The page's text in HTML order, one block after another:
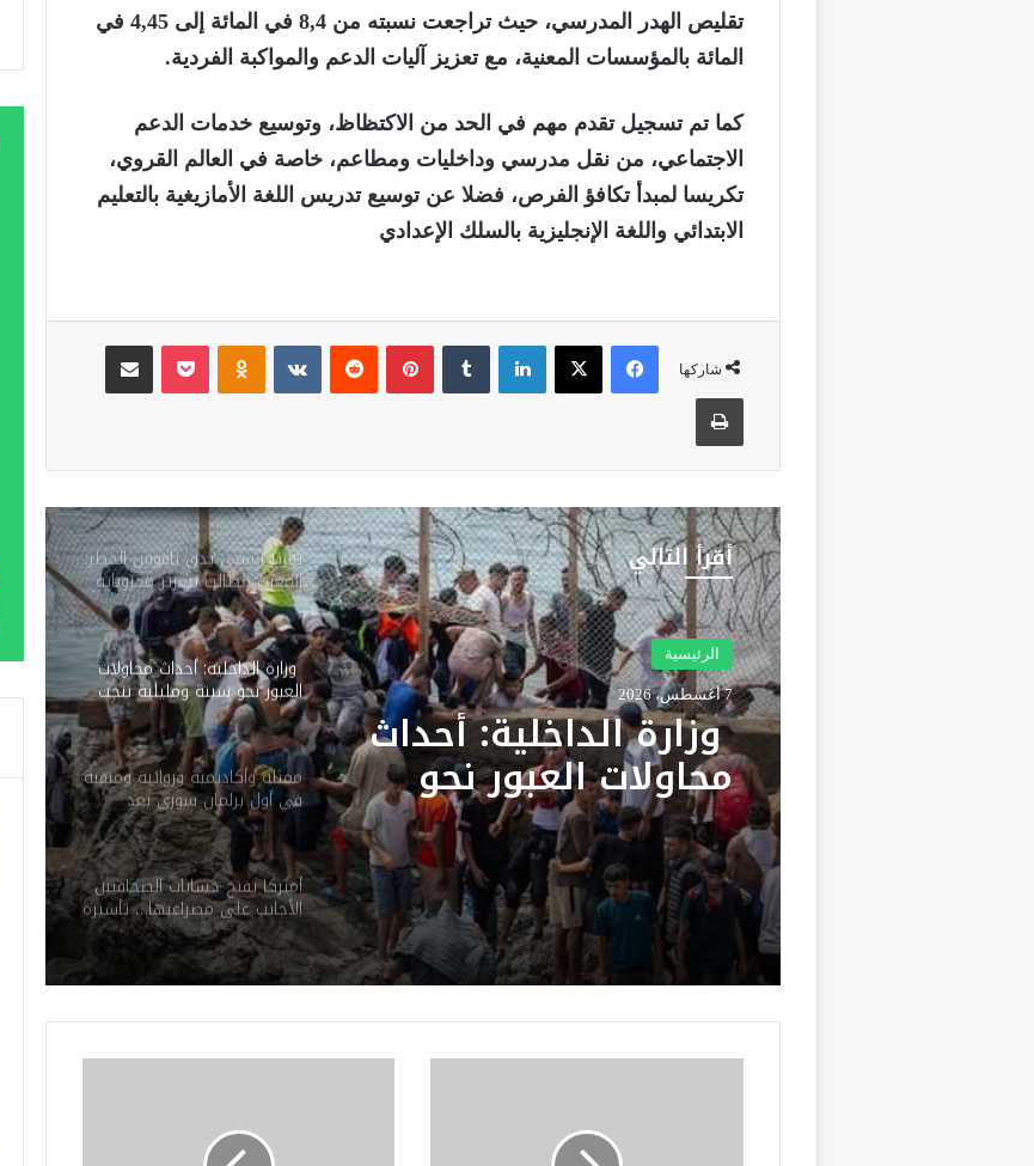
تقليص الهدر المدرسي، حيث تراجعت نسبته من 8,4 في المائة إلى 4,45 في
المائة بالمؤسسات المعنية، مع تعزيز آليات الدعم والمواكبة الفردية.
كما تم تسجيل تقدم مهم في الحد من الاكتظاظ، وتوسيع خدمات الدعم
الاجتماعي، من نقل مدرسي وداخليات ومطاعم، خاصة في العالم القروي،
تكريسا لمبدأ تكافؤ الفرص، فضلا عن توسيع تدريس اللغة الأمازيغية بالتعليم
الابتدائي واللغة الإنجليزية بالسلك الإعدادي
شاركها
فيسبوك ‫X لينكدإن بينتيريست
أقرأ التالي
الرئيسية
7 أغسطس، 2026
وزارة الداخلية: أحداث
محاولات العبور نحو
سبتة ومليلية نتجت عن
حملات تضليل رقمية
وشبكات الاتجار بالبشر
تقرير رسمي يدق ناقوس الخطر:
المغرب مطالب بتعزيز مخزوناته
الاستراتيجية من المحروقات
والحبوب
وزارة الداخلية: أحداث محاولات
العبور نحو سبتة ومليلية نتجت
عن حملات تضليل رقمية
وشبكات الاتجار بالبشر
ممثلة وأكاديمية وروائية ومنقبة
في أول برلمان سوري بعد
سقوط الأسد
أميركا تفتح حسابات الصحافيين
الأجانب على مصراعيها… تأشيرة
الدخول ثمنها كشف “السوشيال
ميديا”